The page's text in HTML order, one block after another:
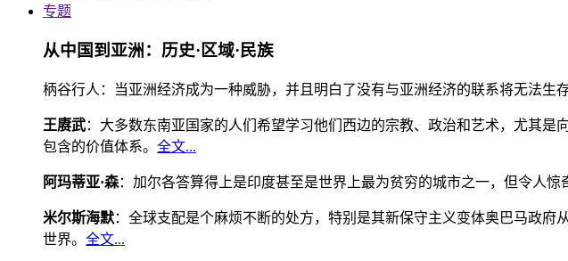
专题
从中国到亚洲：历史·区域·民族
柄谷行人：当亚洲经济成为一种威胁，并且明白了没有与亚洲经济的联系将无法生
王赓武：大多数东南亚国家的人们希望学习他们西边的宗教、政治和艺术，尤其
包含的价值体系。 全文...
阿玛蒂亚·森：加尔各答算得上是印度甚至是世界上最为贫穷的城市之一，但令人
米尔斯海默：全球支配是个麻烦不断的处方，特别是其新保守主义变体奥巴马政
世界。 全文...